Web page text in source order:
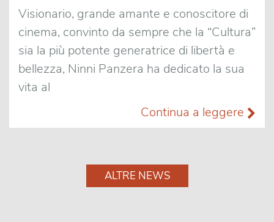
Visionario, grande amante e conoscitore di
cinema, convinto da sempre che la “Cultura”
sia la più potente generatrice di libertà e
bellezza, Ninni Panzera ha dedicato la sua
vita al
Continua a leggere
ALTRE NEWS